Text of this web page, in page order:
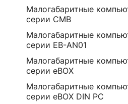
Малогабаритные
серии CMB
Малогабаритные
серии EB-AN01
Малогабаритные
серии eBOX
Малогабаритные
серии eBOX DIN PC